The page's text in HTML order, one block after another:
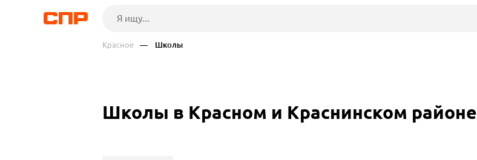
Красное — Школы
Школы в Красном и Краснинском районе